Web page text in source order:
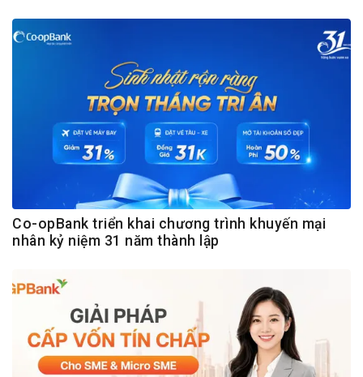
Co-opBank triển khai chương trình khuyến mại
nhân kỷ niệm 31 năm thành lập